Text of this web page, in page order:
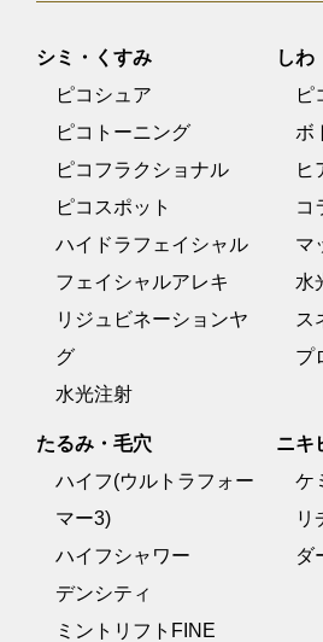
シミ・くすみ
ピコシュア
ピコトーニング
ピコフラクショナル
ピコスポット
ハイドラフェイシャル
フェイシャルアレキ
リジュビネーションヤ
グ
水光注射
しわ
ピ
ボ
ヒ
コ
マ
水
ス
プ
たるみ・毛穴
ハイフ(ウルトラフォー
マー3)
ハイフシャワー
デンシティ
ミントリフトFINE
ニキ
ケ
リ
ダ